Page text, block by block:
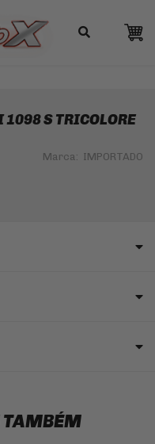
S TRICOLORE
Marca: IMPORTADO
TAMBÉM